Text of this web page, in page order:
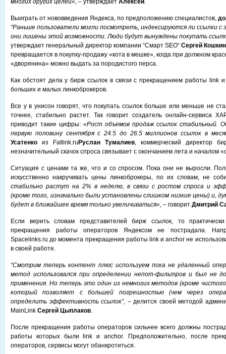
многих других целей», – утверждает Алексей.
Выиграть от нововведения Яндекса, по предположению специалистов,
“Раньше пользователи могли посмотреть, индексируются ли ссылки с
они лишены этой возможности. Люди будут вынуждены покупать
утверждает генеральный директор компании “Смарт SEO” Сергей Кошкин
превращается в покупку-продажу «кота в мешке», когда при должном
«дворянина» можно выдать за породистого перса.
Как обстоят дела у бирж ссылок в связи с прекращением работы link
больших и малых линкоброкеров.
Все у в унисон говорят, что покупать ссылок больше или меньше не
точнее, стабильно растет. Так говорит создатель онлайн-сервиса
приводит такие цифры: «Рост объемов продаж ссылок стабильный.
первую половину сентября с 24.5 до 26.5 миллионов ссылок в
Усатенко из Fatlink.ru Руслан Тумалиев, коммерческий директор
незначительный скачок спроса связывает с окончанием лета и началом
Ситуация с ценами та же, что и со спросом. Пока они не выросли.
искусственно накручивать цены линкоброкеры, по их словам, не
стабильно растут на 2% в неделю, в связи с ростом спроса и
(кроме того, изначально были установлены слишком низкие цены) и,
будет в ближайшее время только увеличиваться», – говорит Дмитрий
Если верить словам представителей бирж ссылок, то
прекращения работы операторов Яндексом не пострадала.
Spacelinks.ru до момента прекращения работы link и anchor не
в своей работе.
“Смотрим теперь контент плюс используем пока не удаленный
метод использовался при определении непот-фильтров и был не
применения. Но теперь это один из немногих методов (кроме
который позволяет с большей погрешностью (чем через
определить эффективность ссылок”, – делится своей методой
MainLink Сергей Цыплаков.
После прекращения работы операторов сильнее всего должны
работы которых были link и anchor. Предположительно, после
операторов, сервисы могут обанкротиться.